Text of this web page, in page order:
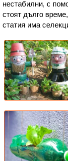
нестабилни, с
стоят дълго
статия има